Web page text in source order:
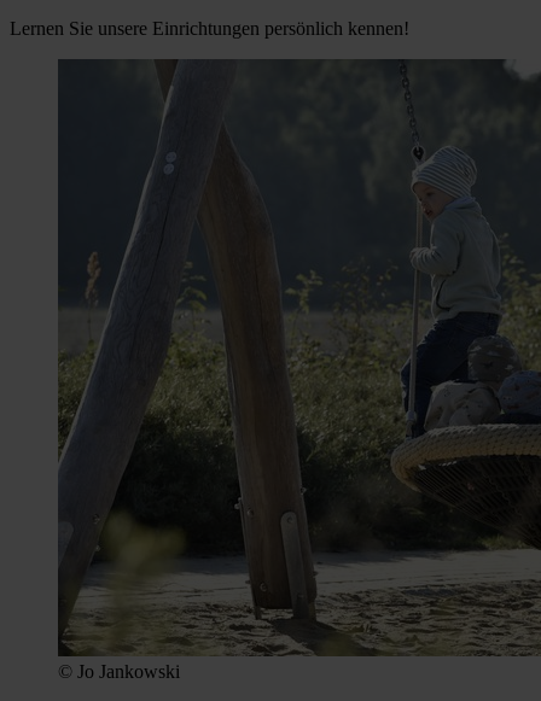
Lernen Sie unsere Einrichtungen persönlich kennen!
© Jo Jankowski